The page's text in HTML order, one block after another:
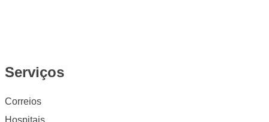
Serviços
Correios